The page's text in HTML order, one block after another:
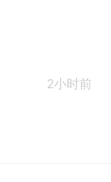
2小时前